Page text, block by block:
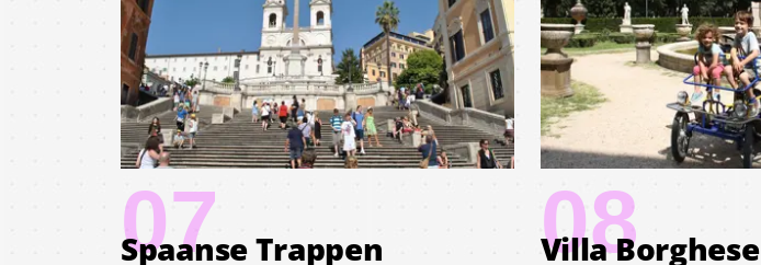
07
Spaanse Trappen 08
Villa Borghese